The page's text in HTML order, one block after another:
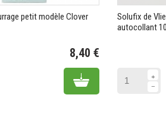
petit modèle Clover
8,40 €
Add to cart
Solufix de
autocollant